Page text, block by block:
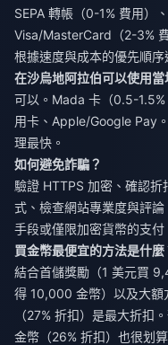
SEPA 轉帳（0-1% 費用）
Visa/MasterCard（2-3%
根據速度與成本的優先順序
在沙烏地阿拉伯可以使用當
可以。Mada 卡（0.5-
用卡、Apple/Google Pay
理最快。
如何避免詐騙？
驗證 HTTPS 加密、確認
式、檢查網站專業度與評
手段或僅限加密貨幣的支
買金幣最便宜的方法是什麼
結合首儲獎勵（1 美元買
得 10,000 金幣）以及大
（27% 折扣）是最大折
金幣（26% 折扣）也很划